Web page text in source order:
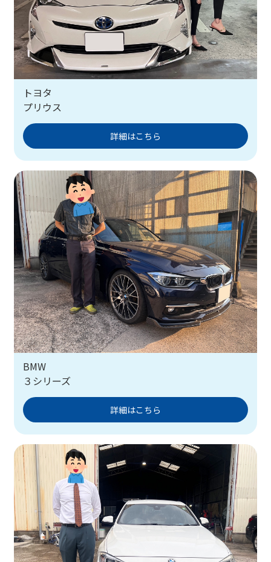
トヨタ
プリウス
詳細はこちら
BMW
３シリーズ
詳細はこちら